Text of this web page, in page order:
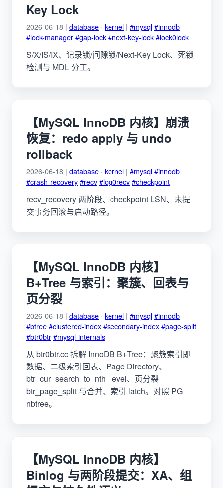
Key Lock
2026-06-18 | database · kernel | #mysql#innodb
#lock-manager#gap-lock#next-key-lock#lock0lock
S/X/IS/IX、记录锁/间隙锁/Next-Key Lock、死锁
检测与 MDL 分工。
【MySQL InnoDB 内核】崩溃
恢复：redo apply 与 undo
rollback
2026-06-18 | database · kernel | #mysql#innodb
#crash-recovery#recv#log0recv#checkpoint
recv_recovery 两阶段、checkpoint LSN、未提
交事务回滚与启动路径。
【MySQL InnoDB 内核】
B+Tree 与索引：聚簇、回表与
页分裂
2026-06-18 | database · kernel | #mysql#innodb
#btree#clustered-index#secondary-index#page-split
#btr0btr#mysql-internals
从 btr0btr.cc 拆解 InnoDB B+Tree：聚簇索引即
数据、二级索引回表、Page Directory、
btr_cur_search_to_nth_level、页分裂
btr_page_split 与合并、索引 latch。对照 PG
nbtree。
【MySQL InnoDB 内核】
Binlog 与两阶段提交：XA、组